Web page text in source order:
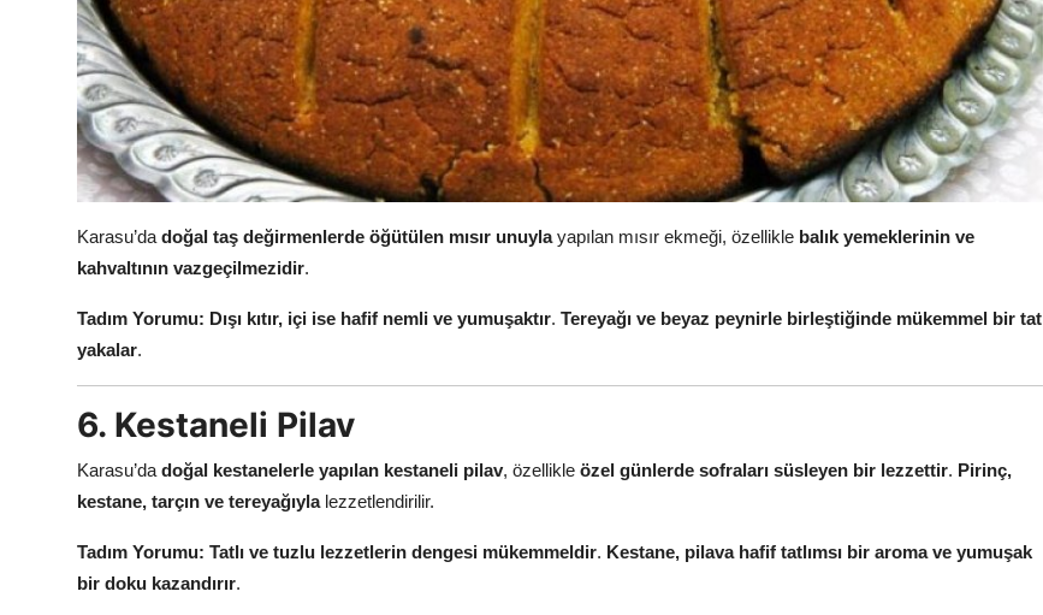
Karasu’dadoğal taş değirmenlerde öğütülen mısır unuylayapılan mısır ekmeği, özellikle balık yemeklerinin ve
kahvaltının vazgeçilmezidir.
Tadım Yorumu: Dışı kıtır, içi ise hafif nemli ve yumuşaktır. Tereyağı ve beyaz peynirle birleştiğinde mükemmel bir tat
yakalar.
6. Kestaneli Pilav
Karasu’dadoğal kestanelerle yapılan kestaneli pilav, özellikle özel günlerde sofraları süsleyen bir lezzettir. Pirinç,
kestane, tarçın ve tereyağıylalezzetlendirilir.
Tadım Yorumu: Tatlı ve tuzlu lezzetlerin dengesi mükemmeldir. Kestane, pilava hafif tatlımsı bir aroma ve yumuşak
bir doku kazandırır.